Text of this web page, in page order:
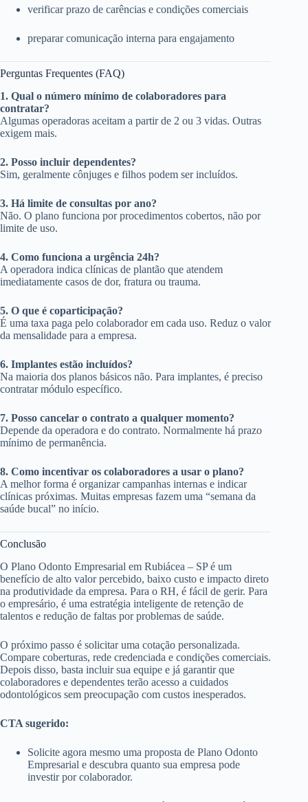
verificar prazo de carências e condições comerciais
preparar comunicação interna para engajamento
Perguntas Frequentes (FAQ)
1. Qual o número mínimo de colaboradores para
contratar?
Algumas operadoras aceitam a partir de 2 ou 3 vidas. Outras
exigem mais.
2. Posso incluir dependentes?
Sim, geralmente cônjuges e filhos podem ser incluídos.
3. Há limite de consultas por ano?
Não. O plano funciona por procedimentos cobertos, não por
limite de uso.
4. Como funciona a urgência 24h?
A operadora indica clínicas de plantão que atendem
imediatamente casos de dor, fratura ou trauma.
5. O que é coparticipação?
É uma taxa paga pelo colaborador em cada uso. Reduz o valor
da mensalidade para a empresa.
6. Implantes estão incluídos?
Na maioria dos planos básicos não. Para implantes, é preciso
contratar módulo específico.
7. Posso cancelar o contrato a qualquer momento?
Depende da operadora e do contrato. Normalmente há prazo
mínimo de permanência.
8. Como incentivar os colaboradores a usar o plano?
A melhor forma é organizar campanhas internas e indicar
clínicas próximas. Muitas empresas fazem uma “semana da
saúde bucal” no início.
Conclusão
O Plano Odonto Empresarial em Rubiácea – SP é um
benefício de alto valor percebido, baixo custo e impacto direto
na produtividade da empresa. Para o RH, é fácil de gerir. Para
o empresário, é uma estratégia inteligente de retenção de
talentos e redução de faltas por problemas de saúde.
O próximo passo é solicitar uma cotação personalizada.
Compare coberturas, rede credenciada e condições comerciais.
Depois disso, basta incluir sua equipe e já garantir que
colaboradores e dependentes terão acesso a cuidados
odontológicos sem preocupação com custos inesperados.
CTA sugerido:
Solicite agora mesmo uma proposta de Plano Odonto
Empresarial e descubra quanto sua empresa pode
investir por colaborador.